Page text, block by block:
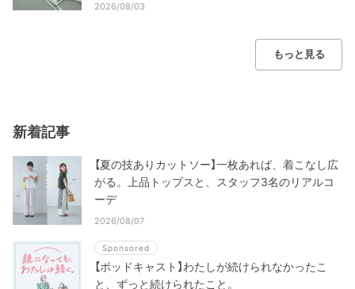
2026/08/03
もっと見る
新着記事
【夏の技ありカットソー】一枚あれば、着こなし広
がる。上品トップスと、スタッフ3名のリアルコ
ーデ
2026/08/07
Sponsored
【ポッドキャスト】わたしが続けられなかったこ
と、ずっと続けられたこと。